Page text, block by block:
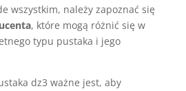
wszystkim, należy zapoznać się
, które mogą różnić się w
typu pustaka i jego
dz3 ważne jest, aby